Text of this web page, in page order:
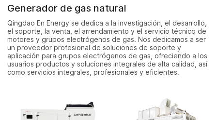
Generador de gas natural
Qingdao En Energy se dedica a la investigación, el desarrollo,
el soporte, la venta, el arrendamiento y el servicio técnico de
motores y grupos electrógenos de gas. Nos dedicamos a ser
un proveedor profesional de soluciones de soporte y
aplicación para grupos electrógenos de gas, ofreciendo a los
usuarios productos y soluciones integrales de alta calidad, así
como servicios integrales, profesionales y eficientes.